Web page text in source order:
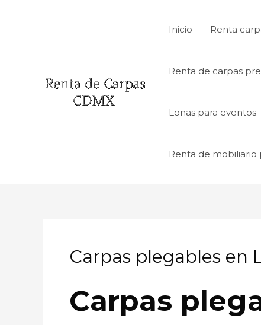
Inicio Renta
Renta de carpas
Lonas para eventos
Renta de mobiliario
Carpas plegables en
Carpas